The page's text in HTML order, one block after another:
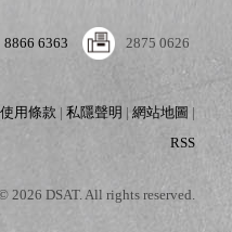
8866 6363 2875 0626
使用條款 |私隱聲明 |網站地圖 |
RSS
2026 DSAT. All rights reserved.